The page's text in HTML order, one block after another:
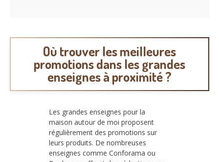
Où trouver les meilleures
promotions dans les grandes
enseignes à proximité ?
Les grandes enseignes pour la
maison autour de moi proposent
régulièrement des promotions sur
leurs produits. De nombreuses
enseignes comme Conforama ou